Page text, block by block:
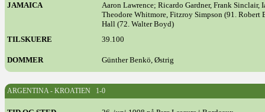
JAMAICA
Aaron Lawrence; Ricardo Gardner, Frank
Theodore Whitmore, Fitzroy Simpson (91. Robert
Hall (72. Walter Boyd)
TILSKUERE
39.100
DOMMER Günther Benkö, Østrig
ARGENTINA - KROATIEN 1-0